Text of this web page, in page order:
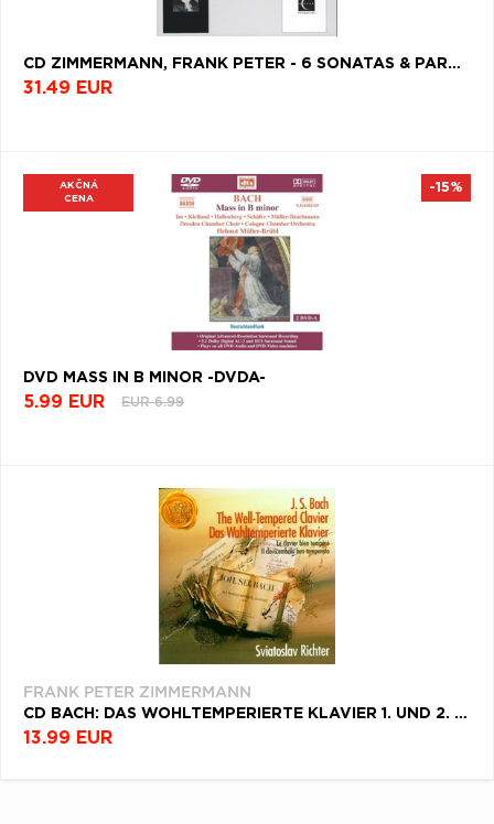
CD ZIMMERMANN, FRANK PETER - 6 SONATAS & PARTITAS BWV1001
31.49 EUR
AKČNÁ
CENA
DVD MASS IN B MINOR -DVDA-
5.99 EUR EUR 6.99
-15%
FRANK PETER ZIMMERMANN
CD BACH: DAS WOHLTEMPERIERTE KLAVIER 1. UND 2. TEIL - BWV 846-869 UND 870-893
13.99 EUR